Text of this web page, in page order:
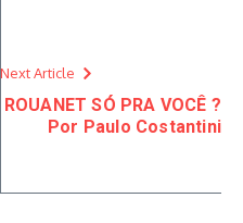
Next Article
ROUANET SÓ PRA VOCÊ ?
Por Paulo Costantini